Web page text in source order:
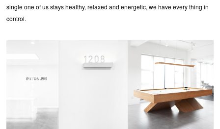
single one of us stays healthy, relaxed and energetic, we have every thing in
control.